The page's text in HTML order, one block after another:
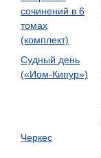
сочинений в 6
томах
(комплект)
Судный день
(«Иом-Кипур»)
Черкес